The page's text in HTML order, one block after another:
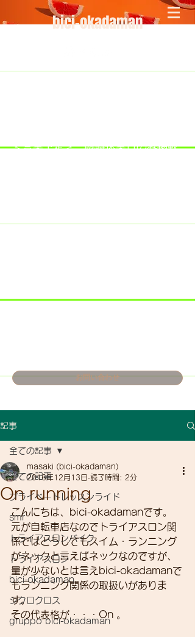
bici-okadaman
​＜営業予定＞ 臨時休業日のみ掲載
お問い合わせ
記事
全ての記事
プライベートレッスンライド
smr
トライアスロンバイク
トライアスロン
bici-okadaman
シクロクロス
gruppo bici-okadaman
全ての記事
On running
masaki (bici-okadaman)
2016年12月13日 読了時間: 2分
こんにちは、bici-okadamanです。
元が自転車店なのでトライアスロン関
係ではどうしてもスイム・ランニング
がネックと言えばネックなのですが、
量が少ないとは言えbici-okadamanで
もランニング関係の取扱いがありま
す。
その代表格が・・・On 。